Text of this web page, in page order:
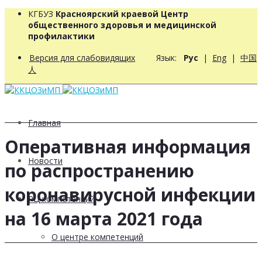
КГБУЗ Красноярский краевой Центр
общественного здоровья и медицинской
профилактики
Версия для слабовидящих Язык: Рус | Eng | 中国
人
Главная
Новости
РЦ компетенций
О центре компетенций
Оперативная информация
по распространению
коронавирусной инфекции
на 16 марта 2021 года